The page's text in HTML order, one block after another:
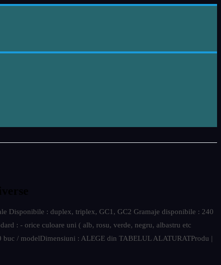
Disponibile : duplex, triplex, GC1, GC2 Gramaje disponibile : 240
: - orice culoare uni ( alb, rosu, verde, negru, albastru etc
buc / modelDimensiuni : ALEGE din TABELUL ALATURATProdu |